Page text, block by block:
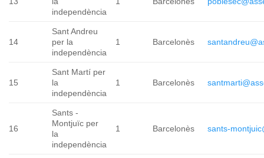
independència
14
Sant Andreu
per la
independència
1 Barcelonès
15
Sant Martí per
la
independència
1 Barcelonès
16
Sants -
Montjuïc per
la
independència
1 Barcelonès sants-